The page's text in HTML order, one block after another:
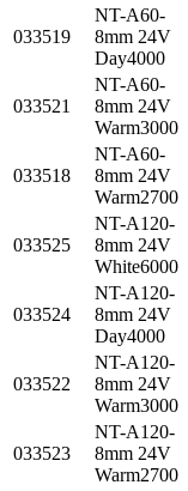
033519
NT-A60-
8mm 24V
Day4000
033521
NT-A60-
8mm 24V
Warm3000
033518
NT-A60-
8mm 24V
Warm2700
033525
NT-A120-
8mm 24V
White6000
033524
NT-A120-
8mm 24V
Day4000
033522
NT-A120-
8mm 24V
Warm3000
033523
NT-A120-
8mm 24V
Warm2700